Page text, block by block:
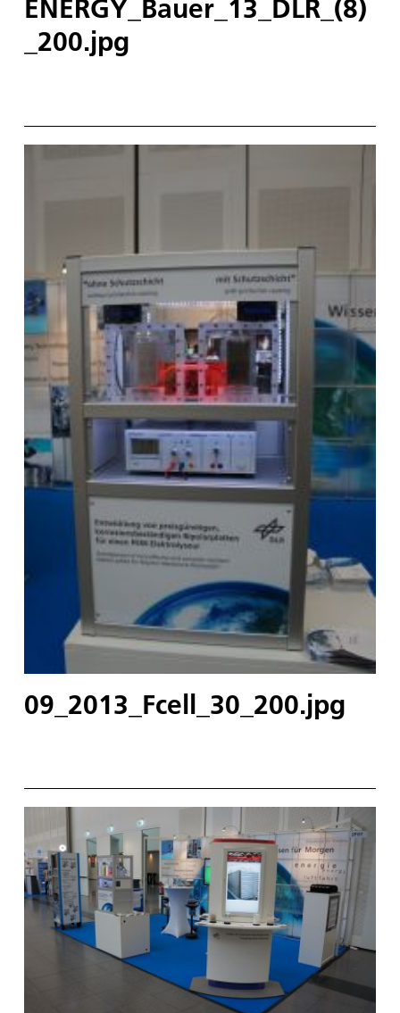
ENERGY_Bauer_13_DLR_(8)
_200.jpg
09_2013_Fcell_30_200.jpg